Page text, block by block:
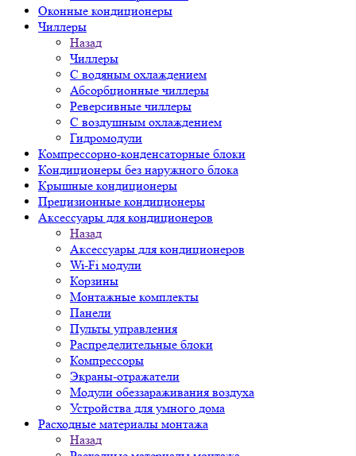
Оконные кондиционеры
Чиллеры
Назад
Чиллеры
С водяным охлаждением
Абсорбционные чиллеры
Реверсивные чиллеры
С воздушным охлаждением
Гидромодули
Компрессорно-конденсаторные блоки
Кондиционеры без наружного блока
Крышные кондиционеры
Прецизионные кондиционеры
Аксессуары для кондиционеров
Назад
Аксессуары для кондиционеров
Wi-Fi модули
Корзины
Монтажные комплекты
Панели
Пульты управления
Распределительные блоки
Компрессоры
Экраны-отражатели
Модули обеззараживания воздуха
Устройства для умного дома
Расходные материалы монтажа
Назад